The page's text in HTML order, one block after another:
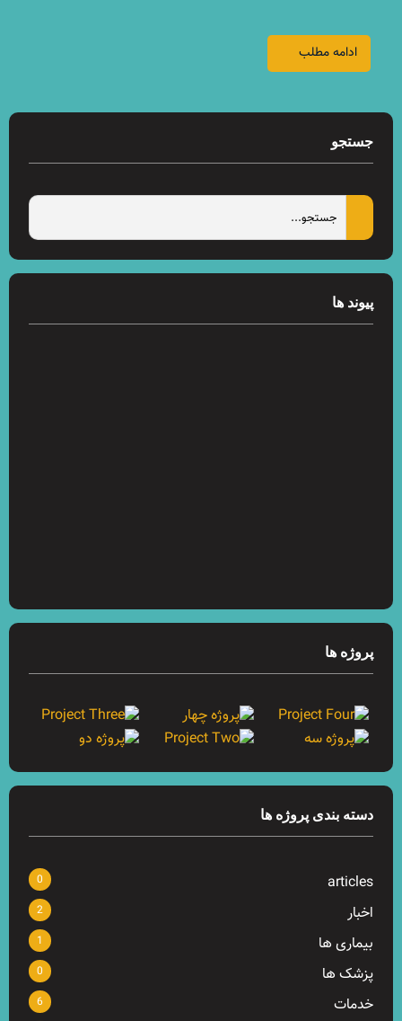
ادامه مطلب
جستجو
پیوند ها
پروژه ها
دسته بندی پروژه ها
articles
0
اخبار 2
بیماری ها 1
پزشک ها 0
خدمات 6